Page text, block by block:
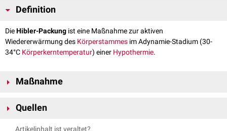
Definition
DieHibler-Packung ist eine Maßnahme zur aktiven
Wiedererwärmung des Körperstammes im Adynamie-Stadium (30-
34°C Körperkerntemperatur) einer Hypothermie.
Maßnahme
dem Boden und über diese beiden Decken wird eine
Quellen
Neitzel und Ladehof. Taktische Medizin: Notfallmedizin und
Artikelinhalt ist veraltet?